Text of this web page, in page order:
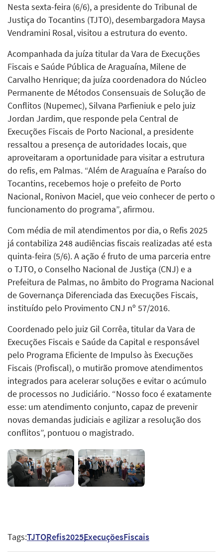
Nesta sexta-feira (6/6), a presidente do Tribunal de
Justiça do Tocantins (TJTO), desembargadora Maysa
Vendramini Rosal, visitou a estrutura do evento.
Acompanhada da juíza titular da Vara de Execuções
Fiscais e Saúde Pública de Araguaína, Milene de
Carvalho Henrique; da juíza coordenadora do Núcleo
Permanente de Métodos Consensuais de Solução de
Conflitos (Nupemec), Silvana Parfieniuk e pelo juiz
Jordan Jardim, que responde pela Central de
Execuções Fiscais de Porto Nacional, a presidente
ressaltou a presença de autoridades locais, que
aproveitaram a oportunidade para visitar a estrutura
do refis, em Palmas. “Além de Araguaína e Paraíso do
Tocantins, recebemos hoje o prefeito de Porto
Nacional, Ronivon Maciel, que veio conhecer de perto o
funcionamento do programa”, afirmou.
Com média de mil atendimentos por dia, o Refis 2025
já contabiliza 248 audiências fiscais realizadas até esta
quinta-feira (5/6). A ação é fruto de uma parceria entre
o TJTO, o Conselho Nacional de Justiça (CNJ) e a
Prefeitura de Palmas, no âmbito do Programa Nacional
de Governança Diferenciada das Execuções Fiscais,
instituído pelo Provimento CNJ nº 57/2016.
Coordenado pelo juiz Gil Corrêa, titular da Vara de
Execuções Fiscais e Saúde da Capital e responsável
pelo Programa Eficiente de Impulso às Execuções
Fiscais (Profiscal), o mutirão promove atendimentos
integrados para acelerar soluções e evitar o acúmulo
de processos no Judiciário. “Nosso foco é exatamente
esse: um atendimento conjunto, capaz de prevenir
novas demandas judiciais e agilizar a resolução dos
conflitos”, pontuou o magistrado.
Tags:TJTORefis2025ExecuçõesFiscais